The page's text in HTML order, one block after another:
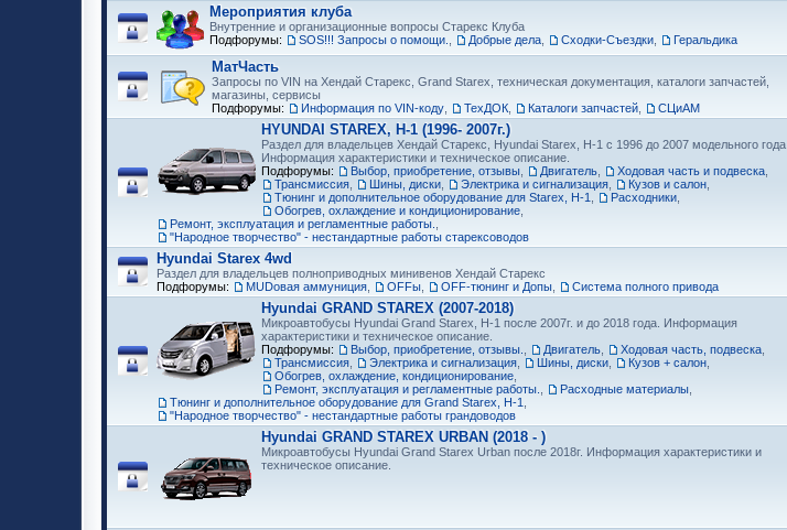
Мероприятия клуба
Внутренние и организационные вопросы Старекс Клуба
Подфорумы:
SOS!!! Запросы о помощи. Добрые дела Сходки-Съездки Геральдика
МатЧасть
Запросы по VIN на Хендай Старекс, Grand Starex, техническая документация, каталоги запчастей,
магазины, сервисы
Подфорумы:
Информация по VIN-коду ТехДОК Каталоги запчастей СЦиАМ
HYUNDAI STAREX, H-1 (1996- 2007г.)
Раздел для владельцев Хендай Старекс, Hyundai Starex, H-1 с 1996 до 2007 модельного года.
Информация характеристики и техническое описание.
Подфорумы:
Выбор, приобретение, отзывы Двигатель Ходовая часть и подвеска
Трансмиссия
Шины, диски Электрика и сигнализация Кузов и салон
Тюнинг и дополнительное оборудование для Starex, H-1
Расходники
Обогрев, охлаждение и кондиционирование
Ремонт, эксплуатация и регламентные работы.
"Народное творчество" - нестандартные работы старексоводов
Hyundai Starex 4wd
Раздел для владельцев полноприводных минивенов Хендай Старекс
Подфорумы:
MUDовая аммуниция OFFы OFF-тюнинг и Допы Cистема полного привода
Hyundai GRAND STAREX (2007-2018)
Микроавтобусы Hyundai Grand Starex, H-1 после 2007г. и до 2018 года. Информация
характеристики и техническое описание.
Подфорумы:
Выбор, приобретение, отзывы. Двигатель Ходовая часть, подвеска
Трансмиссия
Электрика и сигнализация Шины, диски Кузов + салон
Обогрев, охлаждение, кондиционирование
Ремонт, эксплуатация и регламентные работы.
Расходные материалы
Тюнинг и дополнительное оборудование для Grand Starex, H-1
"Народное творчество" - нестандартные работы грандоводов
Hyundai GRAND STAREX URBAN (2018 - )
Микроавтобусы Hyundai Grand Starex Urban после 2018г. Информация характеристики и
техническое описание.